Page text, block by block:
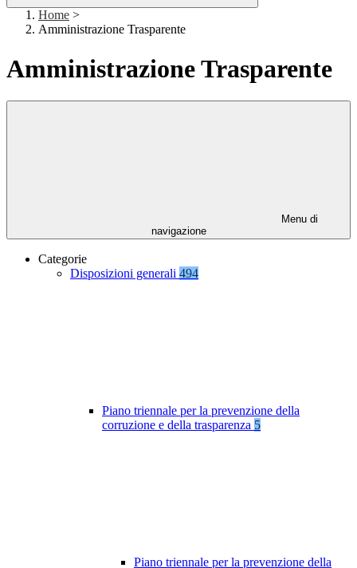
Home >
Amministrazione Trasparente
Amministrazione Trasparente
Menu di
navigazione
Categorie
Disposizioni generali 494
Piano triennale per la prevenzione della
corruzione e della trasparenza 5
Piano triennale per la prevenzione della